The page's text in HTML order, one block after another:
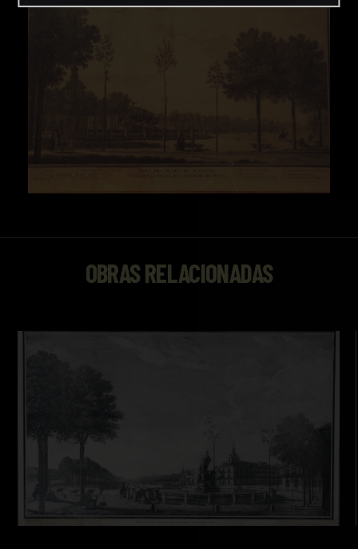
OBRAS RELACIONADAS